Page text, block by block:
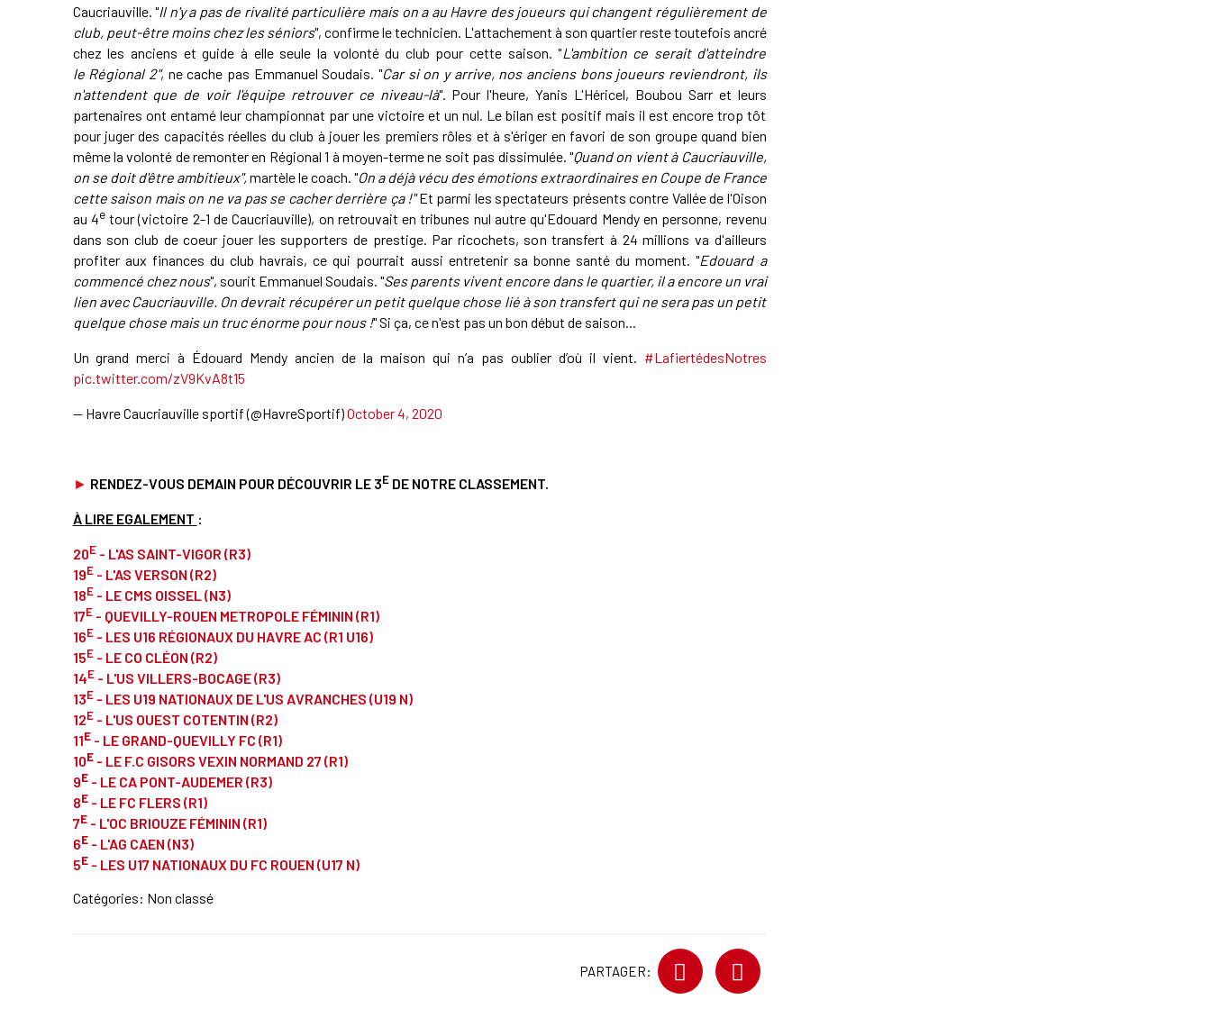
Caucriauville. "Il n'y a pas de rivalité particulière mais on a au Havre des joueurs qui changent régulièrement de
club, peut-être moins chez les séniors", confirme le technicien. L'attachement à son quartier reste toutefois ancré
chez les anciens et guide à elle seule la volonté du club pour cette saison. "L'ambition ce serait d'atteindre
le Régional 2", ne cache pas Emmanuel Soudais. "Car si on y arrive, nos anciens bons joueurs reviendront, ils
n'attendent que de voir l'équipe retrouver ce niveau-là". Pour l'heure, Yanis L'Héricel, Boubou Sarr et leurs
partenaires ont entamé leur championnat par une victoire et un nul. Le bilan est positif mais il est encore trop tôt
pour juger des capacités réelles du club à jouer les premiers rôles et à s'ériger en favori de son groupe quand bien
même la volonté de remonter en Régional 1 à moyen-terme ne soit pas dissimulée. "Quand on vient à Caucriauville,
on se doit d'être ambitieux",martèle le coach. "On a déjà vécu des émotions extraordinaires en Coupe de France
cette saison mais on ne va pas se cacher derrière ça !"Et parmi les spectateurs présents contre Vallée de l'Oison
au 4etour (victoire 2-1 de Caucriauville), on retrouvait en tribunes nul autre qu'Edouard Mendy en personne, revenu
dans son club de coeur jouer les supporters de prestige. Par ricochets, son transfert à 24 millions va d'ailleurs
profiter aux finances du club havrais, ce qui pourrait aussi entretenir sa bonne santé du moment. "Edouard a
commencé chez nous", sourit Emmanuel Soudais. "Ses parents vivent encore dans le quartier, il a encore un vrai
lien avec Caucriauville. On devrait récupérer un petit quelque chose lié à son transfert qui ne sera pas un petit
quelque chose mais un truc énorme pour nous !" Si ça, ce n'est pas un bon début de saison...
Un grand merci à Édouard Mendy ancien de la maison qui n’a pas oublier d’où il vient. #LafiertédesNotres
pic.twitter.com/zV9KvA8t15
— Havre Caucriauville sportif (@HavreSportif)October 4, 2020
► RENDEZ-VOUS DEMAIN POUR DÉCOUVRIR LE 3EDE NOTRE CLASSEMENT.
À LIRE EGALEMENT :
20E- L'AS SAINT-VIGOR (R3)
19E- L'AS VERSON (R2)
18E- LE CMS OISSEL (N3)
17E- QUEVILLY-ROUEN METROPOLE FÉMININ (R1)
16E- LES U16 RÉGIONAUX DU HAVRE AC (R1 U16)
15E- LE CO CLÉON (R2)
14E- L'US VILLERS-BOCAGE (R3)
13E- LES U19 NATIONAUX DE L'US AVRANCHES (U19 N)
12E- L'US OUEST COTENTIN (R2)
11E- LE GRAND-QUEVILLY FC (R1)
10E- LE F.C GISORS VEXIN NORMAND 27(R1)
9E- LE CA PONT-AUDEMER (R3)
8E- LE FC FLERS (R1)
7E- L'OC BRIOUZE FÉMININ (R1)
6E- L'AG CAEN (N3)
5E- LES U17 NATIONAUXDU FC ROUEN (U17 N)
Catégories: Non classé
PARTAGER: